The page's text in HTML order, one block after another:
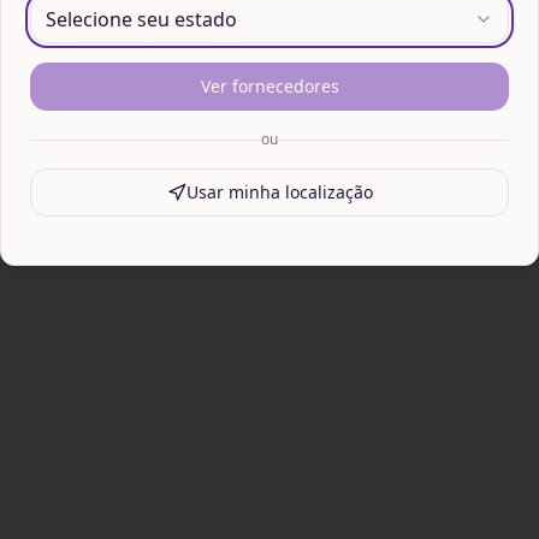
Selecione seu estado
Ver fornecedores
ou
Usar minha localização